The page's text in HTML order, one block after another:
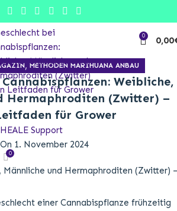
0 0,00
, METHODEN MARIHUANA ANBAU
Weibliche,
Hermaphroditen (Zwitter) –
für Grower
HEALE Support
On 1. November 2024
0
einer Cannabispflanze frühzeitig